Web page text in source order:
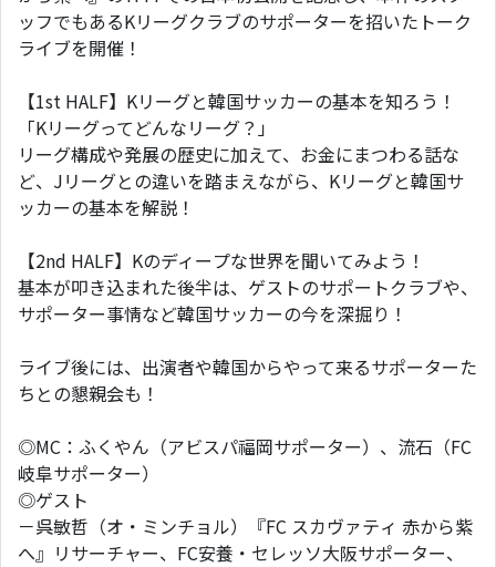
ッフでもあるKリーグクラブのサポーターを招いたトーク
ライブを開催！
【1st HALF】Kリーグと韓国サッカーの基本を知ろう！
「Kリーグってどんなリーグ？」
リーグ構成や発展の歴史に加えて、お金にまつわる話な
ど、Jリーグとの違いを踏まえながら、Kリーグと韓国サ
ッカーの基本を解説！
【2nd HALF】Kのディープな世界を聞いてみよう！
基本が叩き込まれた後半は、ゲストのサポートクラブや、
サポーター事情など韓国サッカーの今を深掘り！
ライブ後には、出演者や韓国からやって来るサポーターた
ちとの懇親会も！
◎MC：ふくやん（アビスパ福岡サポーター）、流石（FC
岐阜サポーター）
◎ゲスト
－呉敏哲（オ・ミンチョル）『FC スカヴァティ 赤から紫
へ』リサーチャー、FC安養・セレッソ大阪サポーター、